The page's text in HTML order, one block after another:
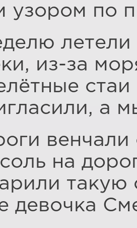
узором по
из-за
а
на
такую
девочка